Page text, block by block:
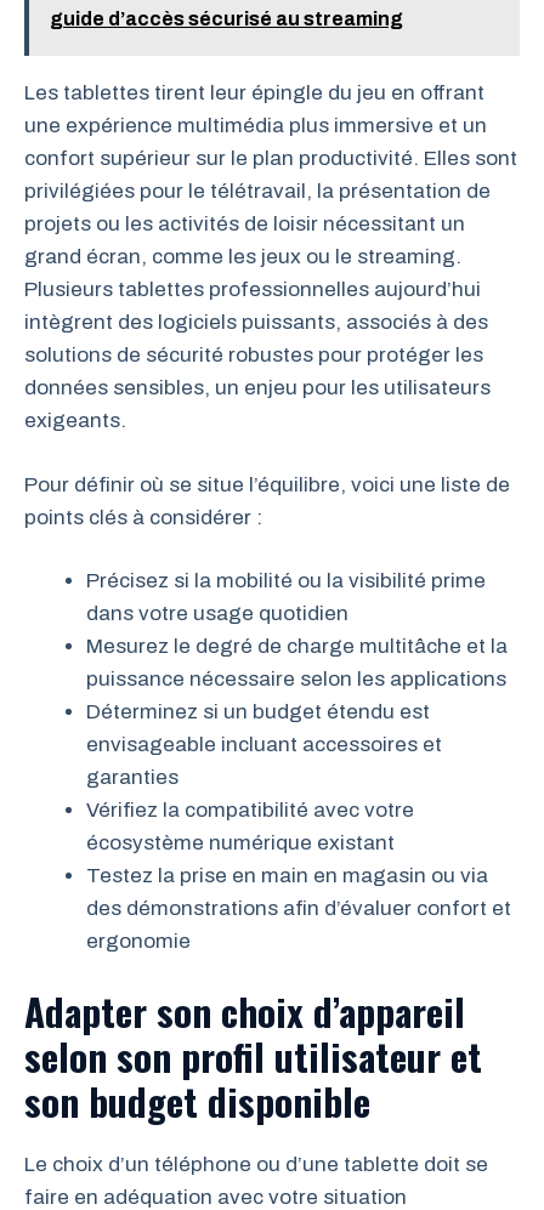
guide d’accès sécurisé au streaming
Les tablettes tirent leur épingle du jeu en offrant
une expérience multimédia plus immersive et un
confort supérieur sur le plan productivité. Elles sont
privilégiées pour le télétravail, la présentation de
projets ou les activités de loisir nécessitant un
grand écran, comme les jeux ou le streaming.
Plusieurs tablettes professionnelles aujourd’hui
intègrent des logiciels puissants, associés à des
solutions de sécurité robustes pour protéger les
données sensibles, un enjeu pour les utilisateurs
exigeants.
Pour définir où se situe l’équilibre, voici une liste de
points clés à considérer :
Précisez si la mobilité ou la visibilité prime
dans votre usage quotidien
Mesurez le degré de charge multitâche et la
puissance nécessaire selon les applications
Déterminez si un budget étendu est
envisageable incluant accessoires et
garanties
Vérifiez la compatibilité avec votre
écosystème numérique existant
Testez la prise en main en magasin ou via
des démonstrations afin d’évaluer confort et
ergonomie
Adapter son choix d’appareil
selon son profil utilisateur et
son budget disponible
Le choix d’un téléphone ou d’une tablette doit se
faire en adéquation avec votre situation